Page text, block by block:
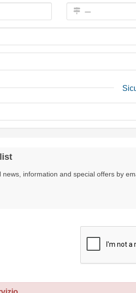
information and special offers by